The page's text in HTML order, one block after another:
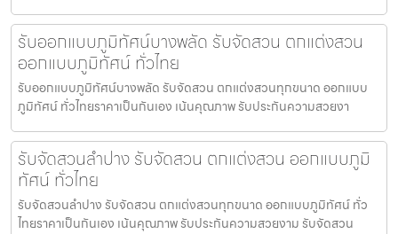
รับออกแบบภูมิทัศน์บางพลัด รับจัดสวน ตกแต่งสวน
ออกแบบภูมิทัศน์ ทั่วไทย
รับออกแบบภูมิทัศน์บางพลัด รับจัดสวน ตกแต่งสวนทุกขนาด ออกแบบ
ภูมิทัศน์ ทั่วไทยราคาเป็นกันเอง เน้นคุณภาพ รับประกันความสวยงา
รับจัดสวนลำปาง รับจัดสวน ตกแต่งสวน ออกแบบภูมิ
ทัศน์ ทั่วไทย
รับจัดสวนลำปาง รับจัดสวน ตกแต่งสวนทุกขนาด ออกแบบภูมิทัศน์ ทั่ว
ไทยราคาเป็นกันเอง เน้นคุณภาพ รับประกันความสวยงาม รับจัดสวน